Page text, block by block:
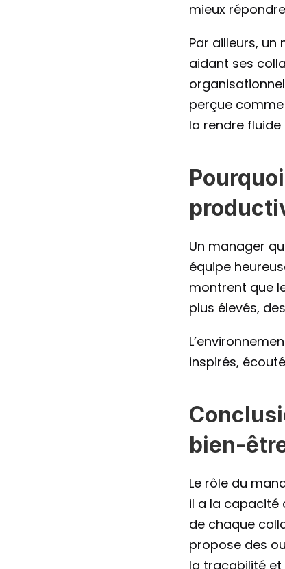
mieux
Par ailleurs,
aidant ses
perçue
la rendre
Un manager
équipe
montrent que
plus élevés,
inspirés,
bien-
Le rôle du
il a la capacité
de chaque
propose des
la traçabilité et